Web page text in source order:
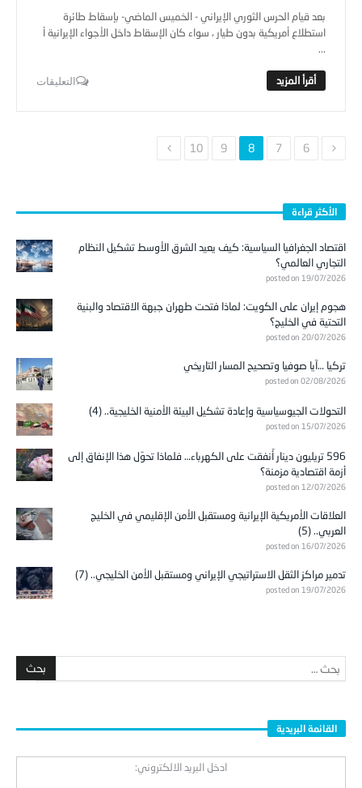
بعد قيام الحرس الثوري الإيراني - الخميس الماضي- بإسقاط طائرة
استطلاع أمريكية بدون طيار ، سواء كان الإسقاط داخل الأجواء الإيرانية أ
...
التعليقات
6
7
8
9
10
الأكثر قراءة
اقتصاد الجغرافيا السياسية: كيف يعيد الشرق الأوسط تشكيل النظام
التجاري العالمي؟
posted on 19/07/2026
هجوم إيران على الكويت: لماذا فتحت طهران جبهة الاقتصاد والبنية
التحتية في الخليج؟
posted on 20/07/2026
تركيا …آيا صوفيا وتصحيح المسار التاريخي
posted on 02/08/2026
التحولات الجيوسياسية وإعادة تشكيل البيئة الأمنية الخليجية.. (4)
posted on 15/07/2026
596 تريليون دينار أُنفقت على الكهرباء… فلماذا تحوّل هذا الإنفاق إلى
أزمة اقتصادية مزمنة؟
posted on 12/07/2026
العلاقات الأمريكية الإيرانية ومستقبل الأمن الإقليمي في الخليج
العربي.. (5)
posted on 16/07/2026
تدمير مراكز الثقل الاستراتيجي الإيراني ومستقبل الأمن الخليجي.. (7)
posted on 19/07/2026
القائمة البريدية
ادخل البريد الالكتروني: